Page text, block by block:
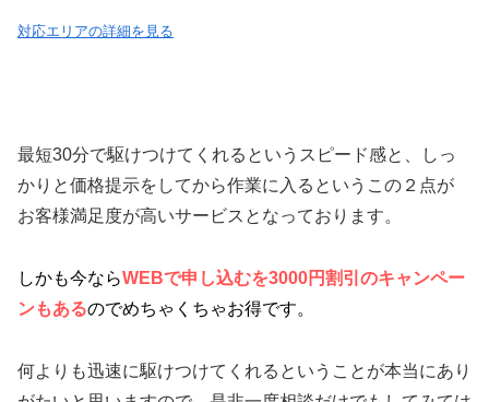
対応エリアの詳細を見る
最短30分で駆けつけてくれるというスピード感と、しっ
かりと価格提示をしてから作業に入るというこの２点が
お客様満足度が高いサービスとなっております。
しかも今ならWEBで申し込むを3000円割引のキャンペー
ンもあるのでめちゃくちゃお得です。
何よりも迅速に駆けつけてくれるということが本当にあり